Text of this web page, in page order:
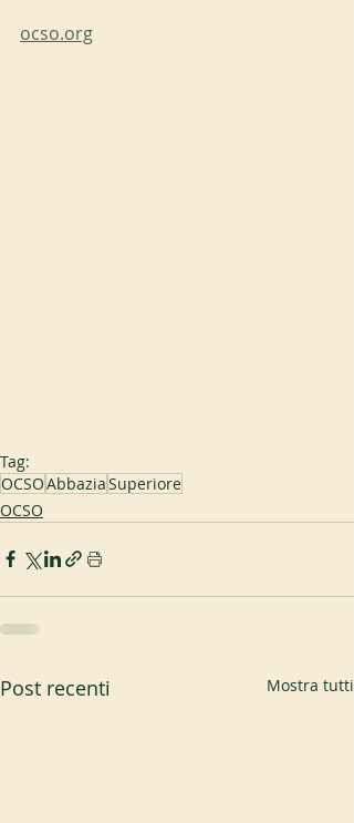
ocso.org
Tag:
OCSOAbbaziaSuperiore
OCSO
Post recenti Mostra tutti